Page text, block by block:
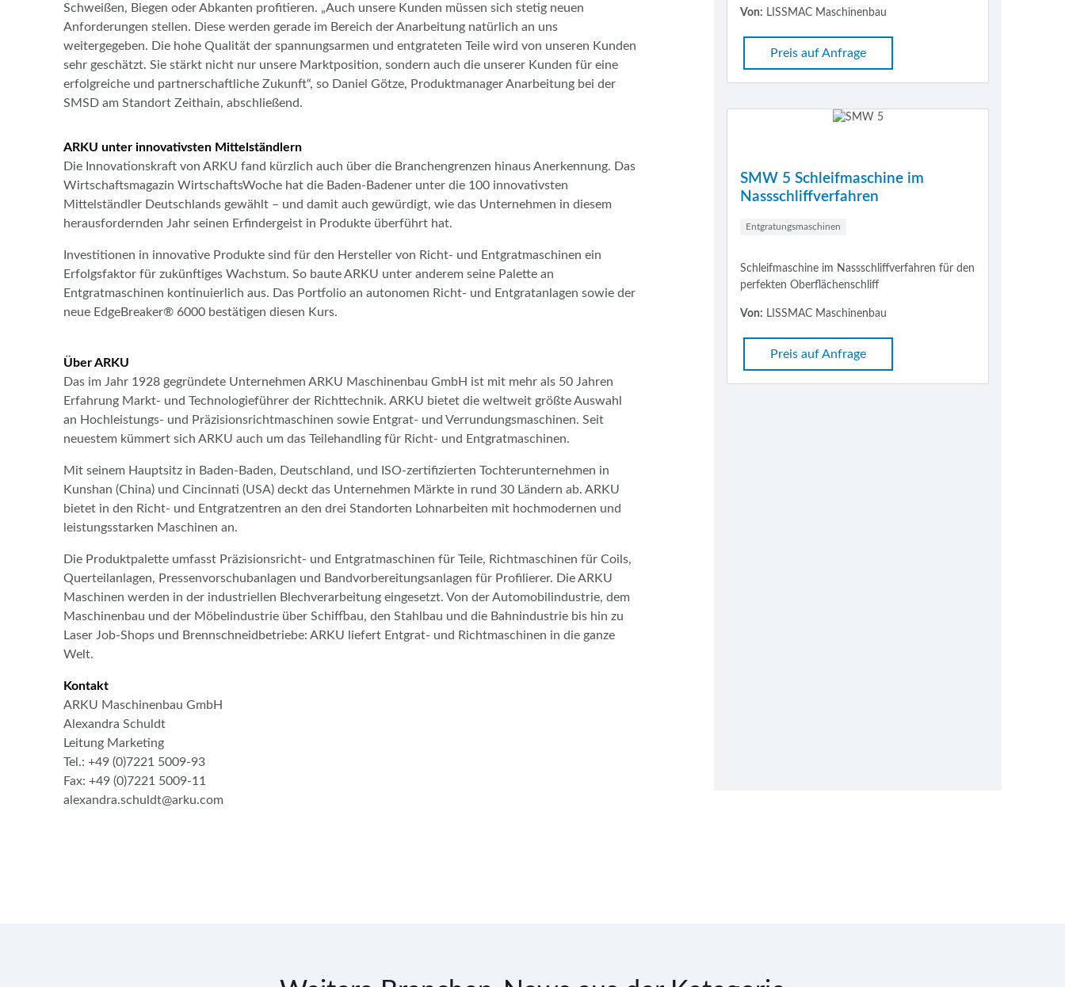
Schweißen, Biegen oder Abkanten profitieren. „Auch unsere Kunden müssen sich stetig neuen
Anforderungen stellen. Diese werden gerade im Bereich der Anarbeitung natürlich an uns
weitergegeben. Die hohe Qualität der spannungsarmen und entgrateten Teile wird von unseren Kunden
sehr geschätzt. Sie stärkt nicht nur unsere Marktposition, sondern auch die unserer Kunden für eine
erfolgreiche und partnerschaftliche Zukunft“, so Daniel Götze, Produktmanager Anarbeitung bei der
SMSD am Standort Zeithain, abschließend.
ARKU unter innovativsten Mittelständlern
Die Innovationskraft von ARKU fand kürzlich auch über die Branchengrenzen hinaus Anerkennung. Das
Wirtschaftsmagazin WirtschaftsWoche hat die Baden-Badener unter die 100 innovativsten
Mittelständler Deutschlands gewählt – und damit auch gewürdigt, wie das Unternehmen in diesem
herausfordernden Jahr seinen Erfindergeist in Produkte überführt hat.
Investitionen in innovative Produkte sind für den Hersteller von Richt- und Entgratmaschinen ein
Erfolgsfaktor für zukünftiges Wachstum. So baute ARKU unter anderem seine Palette an
Entgratmaschinen kontinuierlich aus. Das Portfolio an autonomen Richt- und Entgratanlagen sowie der
neue EdgeBreaker® 6000 bestätigen diesen Kurs.
Über ARKU
Das im Jahr 1928 gegründete Unternehmen ARKU Maschinenbau GmbH ist mit mehr als 50 Jahren
Erfahrung Markt- und Technologieführer der Richttechnik. ARKU bietet die weltweit größte Auswahl
an Hochleistungs- und Präzisionsrichtmaschinen sowie Entgrat- und Verrundungsmaschinen. Seit
neuestem kümmert sich ARKU auch um das Teilehandling für Richt- und Entgratmaschinen.
Mit seinem Hauptsitz in Baden-Baden, Deutschland, und ISO-zertifizierten Tochterunternehmen in
Kunshan (China) und Cincinnati (USA) deckt das Unternehmen Märkte in rund 30 Ländern ab. ARKU
bietet in den Richt- und Entgratzentren an den drei Standorten Lohnarbeiten mit hochmodernen und
leistungsstarken Maschinen an.
Die Produktpalette umfasst Präzisionsricht- und Entgratmaschinen für Teile, Richtmaschinen für Coils,
Querteilanlagen, Pressenvorschubanlagen und Bandvorbereitungsanlagen für Profilierer. Die ARKU
Maschinen werden in der industriellen Blechverarbeitung eingesetzt. Von der Automobilindustrie, dem
Maschinenbau und der Möbelindustrie über Schiffbau, den Stahlbau und die Bahnindustrie bis hin zu
Laser Job-Shops und Brennschneidbetriebe: ARKU liefert Entgrat- und Richtmaschinen in die ganze
Welt.
Kontakt
ARKU Maschinenbau GmbH
Alexandra Schuldt
Leitung Marketing
Tel.: +49 (0)7221 5009-93
Fax: +49 (0)7221 5009-11
alexandra.schuldt@arku.com
Von: LISSMAC Maschinenbau
Preis auf Anfrage
SMW 5 Schleifmaschine im
Nassschliffverfahren
Entgratungsmaschinen
Schleifmaschine im Nassschliffverfahren für den
perfekten Oberflächenschliff
Von: LISSMAC Maschinenbau
Preis auf Anfrage